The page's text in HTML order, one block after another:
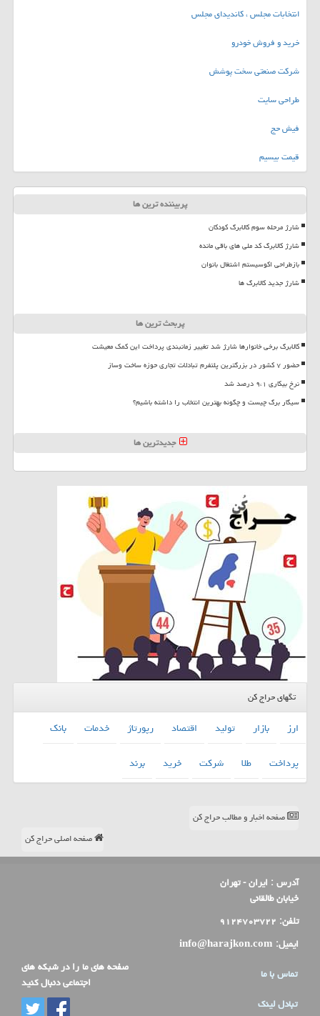
انتخابات مجلس ، کاندیدای مجلس
خرید و فروش خودرو
شرکت صنعتی سخت پوشش
طراحی سایت
فیش حج
قیمت بیسیم
پربیننده ترین ها
شارژ مرحله سوم کالابرگ کودکان
شارژ کالابرگ کد ملی های باقی مانده
بازطراحی اکوسیستم اشتغال بانوان
شارژ جدید کالابرگ ها
پربحث ترین ها
کالابرگ برخی خانوارها شارژ شد تغییر زمانبندی پرداخت این کمک معیشت
حضور ۷ کشور در بزرگترین پلتفرم تبادلات تجاری حوزه ساخت وساز
نرخ بیکاری ۹،۱ درصد شد
سیگار برگ چیست و چگونه بهترین انتخاب را داشته باشیم؟
جدیدترین ها
تگهای حراج کن
ارز بازار تولید اقتصاد رپورتاژ خدمات
بانك
پرداخت
طلا شركت خرید برند
صفحه اخبار و مطالب حراج کن
صفحه اصلی حراج کن
آدرس : ایران - تهران
خیابان طالقانی
تلفن: ۹۱۲۴۷۰۳۷۲۲
ایمیل: info@harajkon.com
تماس با ما
تبادل لینک
صفحه های ما را در شبکه های
اجتماعی دنبال کنید